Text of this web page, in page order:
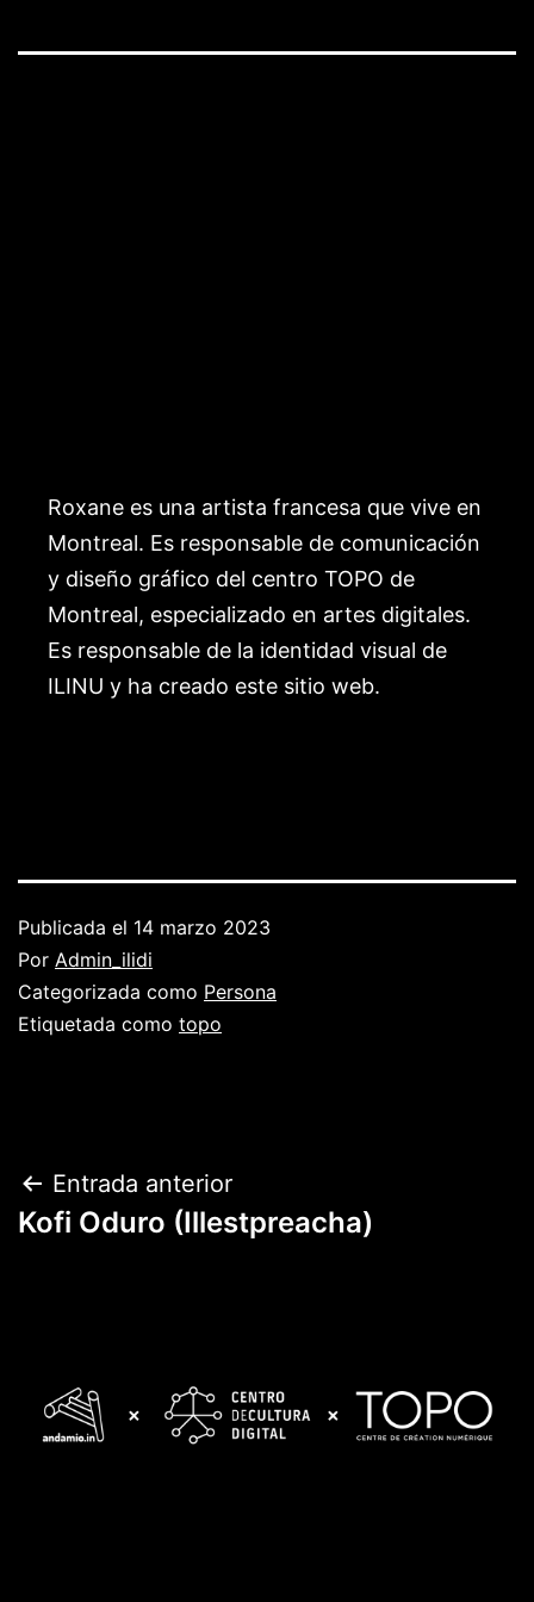
Roxane es una artista francesa que vive en
Montreal. Es responsable de comunicación
y diseño gráfico del centro TOPO de
Montreal, especializado en artes digitales.
Es responsable de la identidad visual de
ILINU y ha creado este sitio web.
Publicada el 14 marzo 2023
Por Admin_ilidi
Categorizada como Persona
Etiquetada como topo
Navegación
de
Entrada anterior
Kofi Oduro (Illestpreacha)